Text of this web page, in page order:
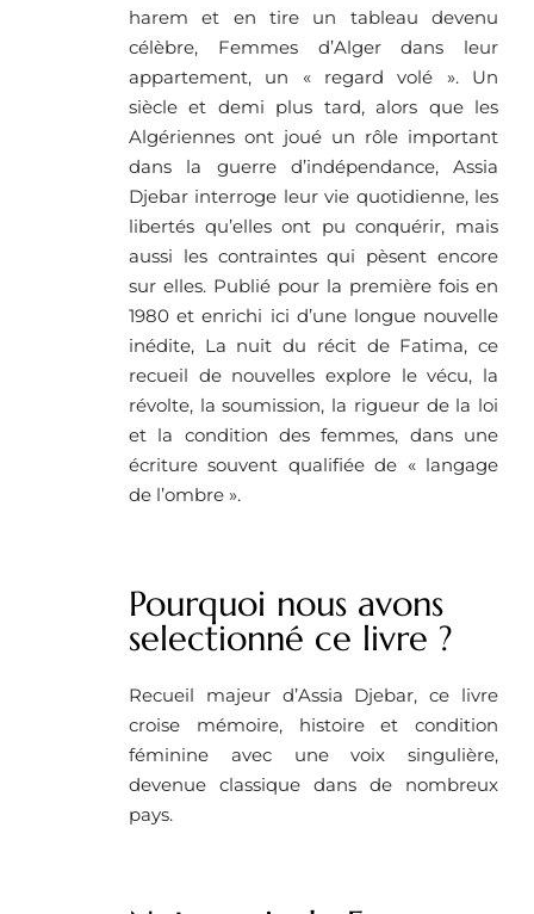
harem et en tire un tableau devenu
célèbre, Femmes d’Alger dans leur
appartement, un « regard volé ». Un
siècle et demi plus tard, alors que les
Algériennes ont joué un rôle important
dans la guerre d’indépendance, Assia
Djebar interroge leur vie quotidienne, les
libertés qu’elles ont pu conquérir, mais
aussi les contraintes qui pèsent encore
sur elles. Publié pour la première fois en
1980 et enrichi ici d’une longue nouvelle
inédite, La nuit du récit de Fatima, ce
recueil de nouvelles explore le vécu, la
révolte, la soumission, la rigueur de la loi
et la condition des femmes, dans une
écriture souvent qualifiée de « langage
de l’ombre ».
Pourquoi nous avons
selectionné ce livre ? ​
Recueil majeur d’Assia Djebar, ce livre
croise mémoire, histoire et condition
féminine avec une voix singulière,
devenue classique dans de nombreux
pays.